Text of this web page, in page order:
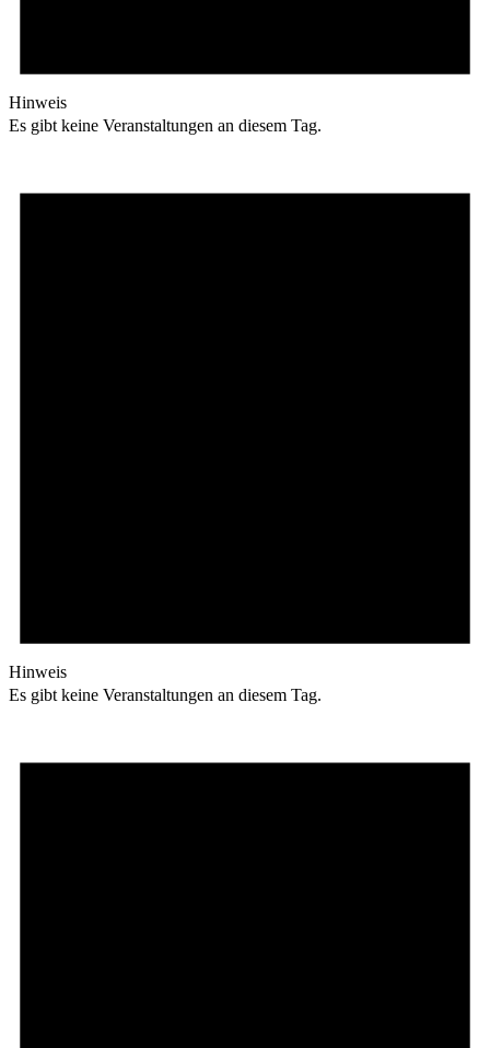
Hinweis
Es gibt keine Veranstaltungen an diesem Tag.
Hinweis
Es gibt keine Veranstaltungen an diesem Tag.